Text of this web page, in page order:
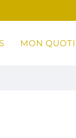
MON